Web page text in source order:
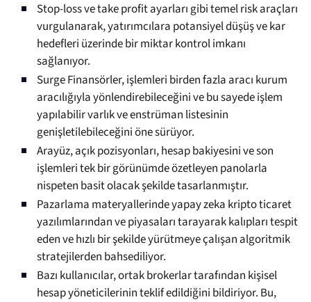
Stop-loss ve take profit ayarları gibi temel risk araçları
vurgulanarak, yatırımcılara potansiyel düşüş ve kar
hedefleri üzerinde bir miktar kontrol imkanı
sağlanıyor.
Surge Finansörler, işlemleri birden fazla aracı kurum
aracılığıyla yönlendirebileceğini ve bu sayede işlem
yapılabilir varlık ve enstrüman listesinin
genişletilebileceğini öne sürüyor.
Arayüz, açık pozisyonları, hesap bakiyesini ve son
işlemleri tek bir görünümde özetleyen panolarla
nispeten basit olacak şekilde tasarlanmıştır.
Pazarlama materyallerinde yapay zeka kripto ticaret
yazılımlarından ve piyasaları tarayarak kalıpları tespit
eden ve hızlı bir şekilde yürütmeye çalışan algoritmik
stratejilerden bahsediliyor.
Bazı kullanıcılar, ortak brokerlar tarafından kişisel
hesap yöneticilerinin teklif edildiğini bildiriyor. Bu,